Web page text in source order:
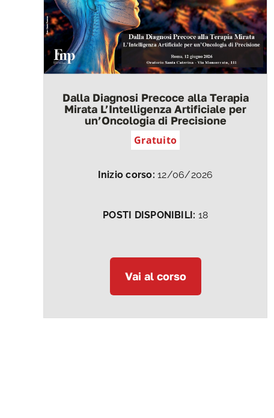
Dalla Diagnosi Precoce alla Terapia
Mirata L’Intelligenza Artificiale per
un’Oncologia di Precisione
Gratuito
Inizio corso:12/06/2026
POSTI DISPONIBILI: 18
Vai al corso